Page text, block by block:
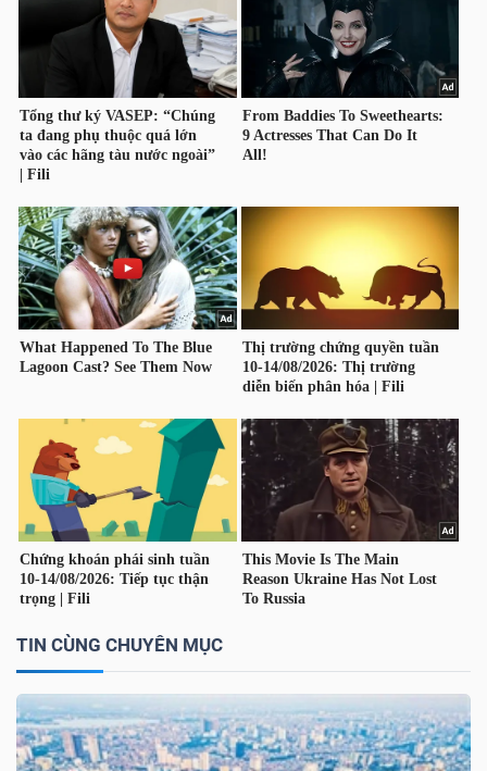
TIN CÙNG CHUYÊN MỤC
NĂNG
LƯỢNG
NGUYÊN
VẬT
LIỆU
CÔNG
NGHIỆP
KHÔNG
THIẾT